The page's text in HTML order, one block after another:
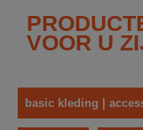
VOOR U
basic kleding |